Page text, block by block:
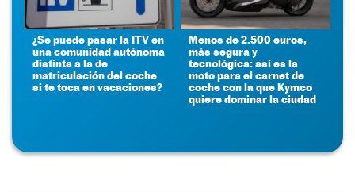
¿Se puede pasar la ITV en
una comunidad autónoma
distinta a la de
matriculación del coche
si te toca en vacaciones?
Menos de 2.500 euros,
más segura y
tecnológica: así es la
moto para el carnet de
coche con la que Kymco
quiere dominar la ciudad